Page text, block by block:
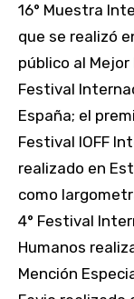
16° Muestra
que se realizó
público al Mejor
Festival
España; el
Festival IOFF
realizado en
como
4° Festival
Humanos
Mención